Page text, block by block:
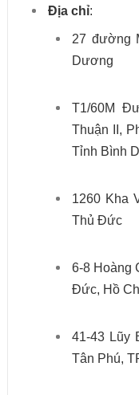
Địa chỉ:
27 đường
Dương
T1/60M
Thuận II,
Tỉnh Bình
1260 Kha
Thủ Đức
6-8 Hoàng
Đức, Hồ
41-43 Lũy
Tân Phú,